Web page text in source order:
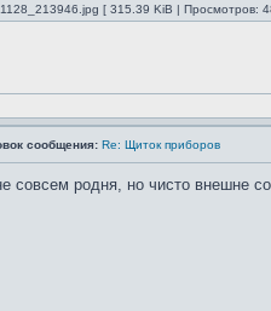
[ 315.39 KiB | Просмотров:
сообщения: Re: Щиток приборов
совсем родня, но чисто внешне